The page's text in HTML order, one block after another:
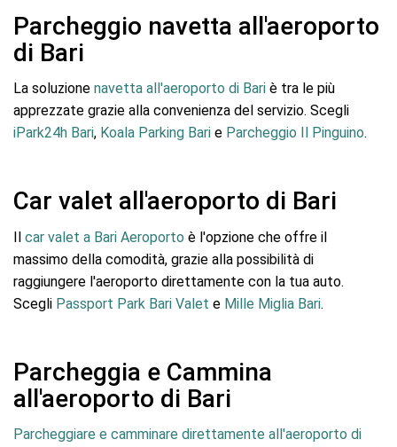
Parcheggio navetta all'aeroporto
di Bari
La soluzione navetta all'aeroporto di Bari è tra le più
apprezzate grazie alla convenienza del servizio. Scegli
iPark24h Bari, Koala Parking Bari e Parcheggio Il Pinguino.
Car valet all'aeroporto di Bari
Il car valet a Bari Aeroporto è l'opzione che offre il
massimo della comodità, grazie alla possibilità di
raggiungere l'aeroporto direttamente con la tua auto.
Scegli Passport Park Bari Valet e Mille Miglia Bari.
Parcheggia e Cammina
all'aeroporto di Bari
Parcheggiare e camminare direttamente all'aeroporto di